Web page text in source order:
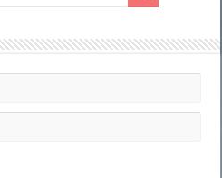
[เสียง
DTS-
พากย์